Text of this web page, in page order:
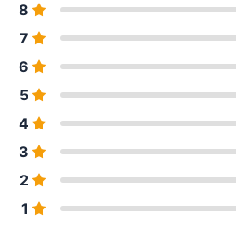
8
7
6
5
4
3
2
1